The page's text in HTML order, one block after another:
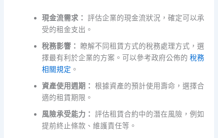
現金流需求： 評估企業的現金流狀況，確定可以承
受的租金支出。
稅務影響：
瞭解不同租賃方式的稅務處理方式，選
擇最有利於企業的方案。可以參考政府公佈的稅務
相關規定 。
資產使用週期： 根據資產的預計使用壽命，選擇合
適的租賃期限。
風險承受能力： 評估租賃合約中的潛在風險，例如
提前終止條款、維護責任等。